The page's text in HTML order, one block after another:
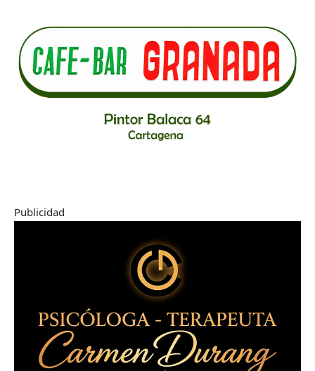
Publicidad